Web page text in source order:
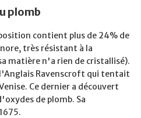
plomb
contient plus de 24% de
très résistant à la
matière n'a rien de cristallisé).
l'Anglais Ravenscroft qui tentait
Ce dernier a découvert
de plomb. Sa